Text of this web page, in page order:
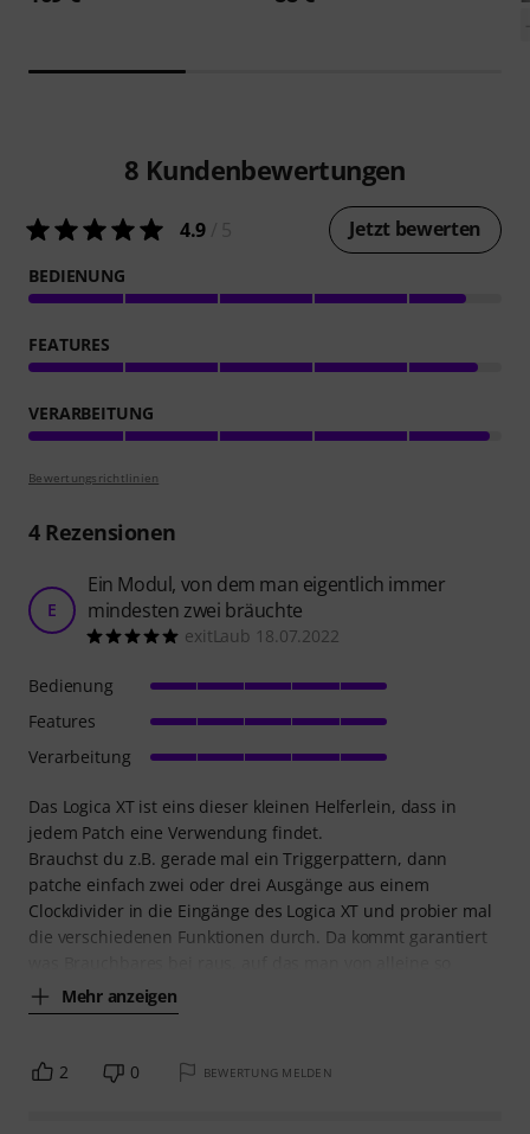
8 Kundenbewertungen
4.9 Jetzt bewerten
BEDIENUNG
FEATURES
VERARBEITUNG
Bewertungsrichtlinien
4Rezensionen
E
Ein Modul, von dem man eigentlich immer
mindesten zwei bräuchte
exitLaub 18.07.2022
Das Logica XT ist eins dieser kleinen Helferlein, dass in
jedem Patch eine Verwendung findet.
Brauchst du z.B. gerade mal ein Triggerpattern, dann
patche einfach zwei oder drei Ausgänge aus einem
Clockdivider in die Eingänge des Logica XT und probier mal
die verschiedenen Funktionen durch. Da kommt garantiert
Mehr anzeigen
Bedienung
Features
Verarbeitung
2 0 BEWERTUNG MELDEN